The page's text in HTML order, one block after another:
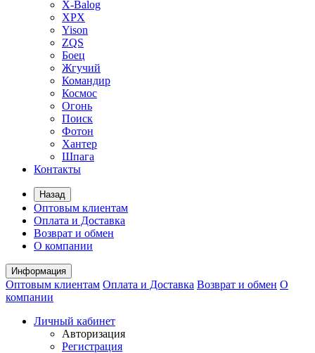
X-Balog
XPX
Yison
ZQS
Боец
Жгучий
Командир
Космос
Огонь
Поиск
Фотон
Хантер
Шпага
Контакты
Назад
Оптовым клиентам
Оплата и Доставка
Возврат и обмен
О компании
Информация
Оптовым клиентам Оплата и Доставка Возврат и обмен О
компании
Личный кабинет
Авторизация
Регистрация